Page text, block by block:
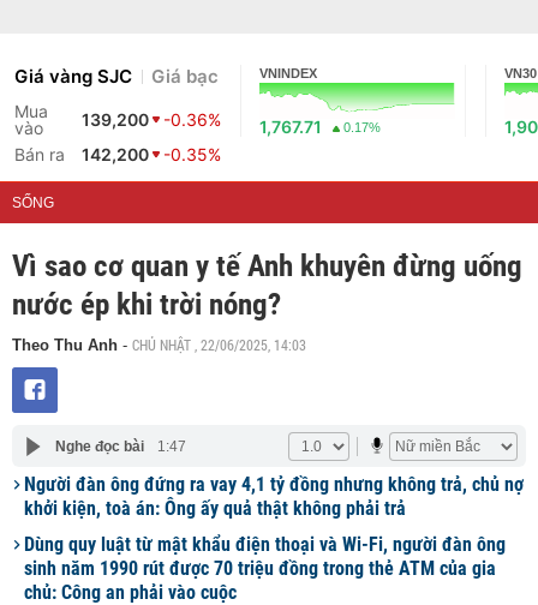
Giá vàng SJC Giá bạc
Mua
vào
139,200
-0.36%
Bán ra
142,200 -0.35%
VNINDEX
1,767.71 0.17%
VN30
SỐNG
Vì sao cơ quan y tế Anh khuyên đừng uống
nước ép khi trời nóng?
Theo Thu Anh - CHỦ NHẬT , 22/06/2025, 14:03
Nghe đọc bài 1:47
Người đàn ông đứng ra vay 4,1 tỷ đồng nhưng không trả, chủ nợ
khởi kiện, toà án: Ông ấy quả thật không phải trả
Dùng quy luật từ mật khẩu điện thoại và Wi-Fi, người đàn ông
sinh năm 1990 rút được 70 triệu đồng trong thẻ ATM của gia
chủ: Công an phải vào cuộc